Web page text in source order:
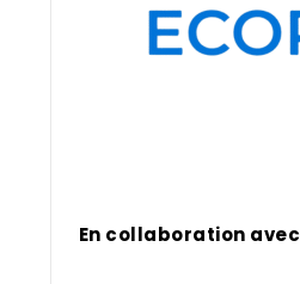
En collaboration avec